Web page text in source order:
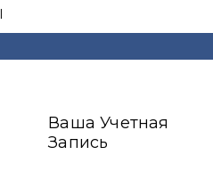
Ваша Учетная
Запись